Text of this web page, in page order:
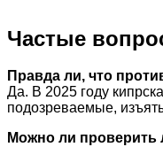
Частые
Правда ли, что
Да. В 2025 году
подозреваемые,
Можно ли проверить